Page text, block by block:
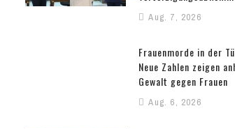
Aug. 7, 2026
Frauenmorde in der
Neue Zahlen zeigen
Gewalt gegen Frauen
Aug. 6, 2026